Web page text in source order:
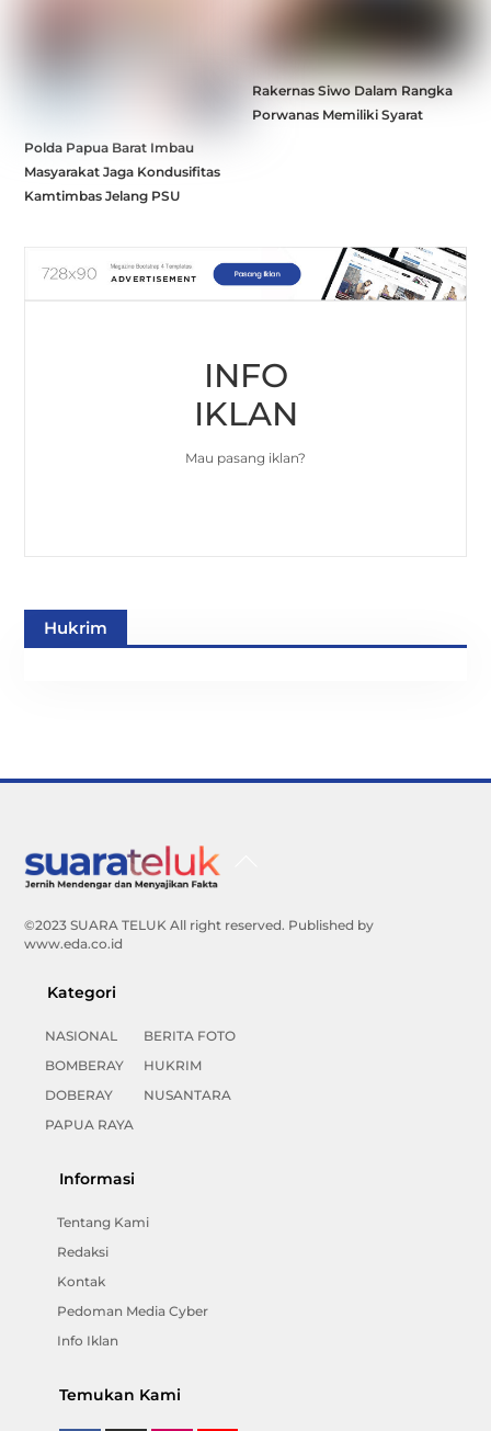
Polda Papua Barat Imbau
Masyarakat Jaga Kondusifitas
Kamtimbas Jelang PSU
Rakernas Siwo Dalam Rangka
Porwanas Memiliki Syarat
INFO
IKLAN
Mau pasang iklan?
Hukrim
©2023 SUARA TELUK All right reserved. Published by
www.eda.co.id
Kategori
NASIONAL
BOMBERAY
DOBERAY
PAPUA RAYA
BERITA FOTO
HUKRIM
NUSANTARA
Informasi
Tentang Kami
Redaksi
Kontak
Pedoman Media Cyber
Info Iklan
Temukan Kami